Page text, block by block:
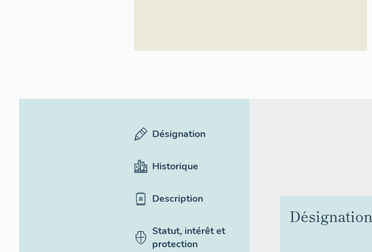
Désignation
Historique
Description
Statut, intérêt et
protection
Désignation